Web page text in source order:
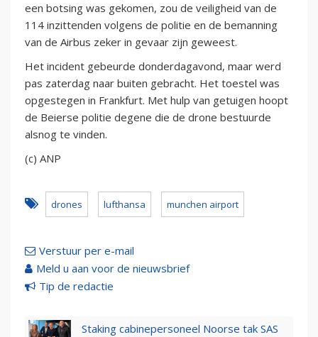
een botsing was gekomen, zou de veiligheid van de
114 inzittenden volgens de politie en de bemanning
van de Airbus zeker in gevaar zijn geweest.
Het incident gebeurde donderdagavond, maar werd
pas zaterdag naar buiten gebracht. Het toestel was
opgestegen in Frankfurt. Met hulp van getuigen hoopt
de Beierse politie degene die de drone bestuurde
alsnog te vinden.
(c) ANP
drones lufthansa munchen airport
Verstuur per e-mail
Meld u aan voor de nieuwsbrief
Tip de redactie
Staking cabinepersoneel Noorse tak SAS